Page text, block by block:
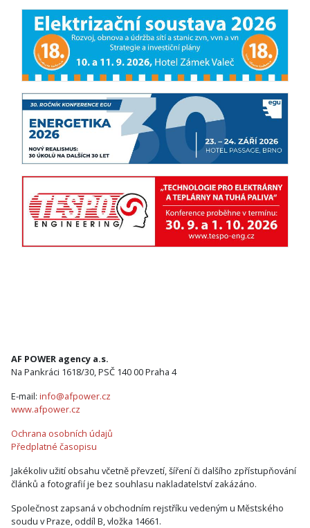
AF POWER agency a.s.
Na Pankráci 1618/30, PSČ 140 00 Praha 4
E-mail: info@afpower.cz
www.afpower.cz
Ochrana osobních údajů
Předplatné časopisu
Jakékoliv užití obsahu včetně převzetí, šíření či dalšího zpřístupňování
článků a fotografií je bez souhlasu nakladatelství zakázáno.
Společnost zapsaná v obchodním rejstříku vedeným u Městského
soudu v Praze, oddíl B, vložka 14661.